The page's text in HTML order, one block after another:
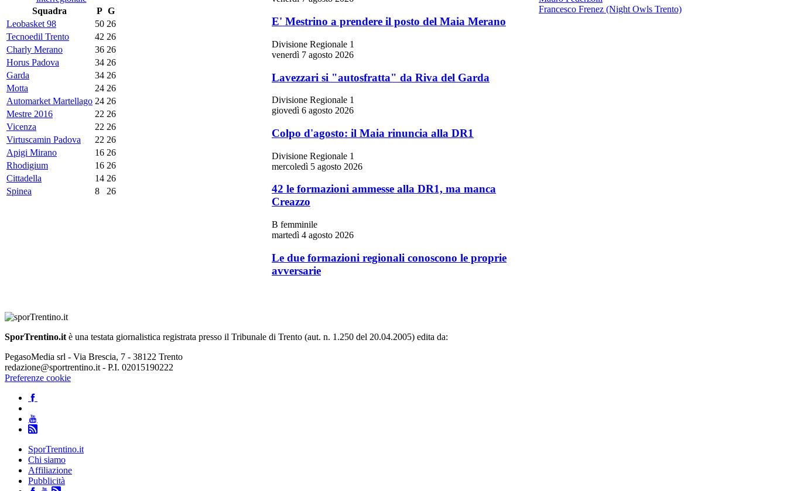
Squadra
P G
Leobasket 98
50 26
Tecnoedil Trento
42 26
Charly Merano
36 26
Horus Padova
34 26
Garda
34 26
Motta
24 26
Automarket Martellago 24 26
Mestre 2016
22 26
Vicenza
22 26
Virtuscamin Padova
22 26
Apigi Mirano
16 26
Rhodigium
16 26
Cittadella
14 26
Spinea
8 26
E' Mestrino a prendere il posto del Maia Merano
Divisione Regionale 1
venerdì 7 agosto 2026
Lavezzari si "autosfratta" da Riva del Garda
Divisione Regionale 1
giovedì 6 agosto 2026
Colpo d'agosto: il Maia rinuncia alla DR1
Divisione Regionale 1
mercoledì 5 agosto 2026
42 le formazioni ammesse alla DR1, ma manca
Creazzo
B femminile
martedì 4 agosto 2026
Le due formazioni regionali conoscono le proprie
avversarie
Francesco Frenez (Night Owls Trento)
SporTrentino.it è una testata giornalistica registrata presso il Tribunale di Trento (aut. n. 1.250 del 20.04.2005) edita da:
PegasoMedia srl - Via Brescia, 7 - 38122 Trento
redazione@sportrentino.it - P.I. 02015190222
Preferenze cookie
SporTrentino.it
Chi siamo
Affiliazione
Pubblicità